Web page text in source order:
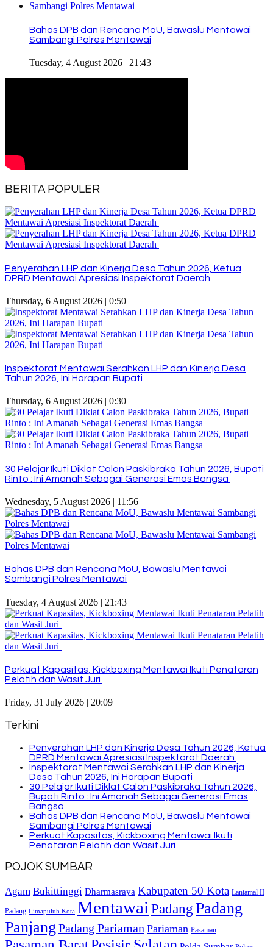
Bahas DPB dan Rencana MoU, Bawaslu Mentawai
Sambangi Polres Mentawai
Tuesday, 4 August 2026 | 21:43
BERITA POPULER
Penyerahan LHP dan Kinerja Desa Tahun 2026, Ketua
DPRD Mentawai Apresiasi Inspektorat Daerah
Thursday, 6 August 2026 | 0:50
Inspektorat Mentawai Serahkan LHP dan Kinerja Desa
Tahun 2026, Ini Harapan Bupati
Thursday, 6 August 2026 | 0:30
30 Pelajar Ikuti Diklat Calon Paskibraka Tahun 2026, Bupati
Rinto : Ini Amanah Sebagai Generasi Emas Bangsa
Wednesday, 5 August 2026 | 11:56
Bahas DPB dan Rencana MoU, Bawaslu Mentawai
Sambangi Polres Mentawai
Tuesday, 4 August 2026 | 21:43
Perkuat Kapasitas, Kickboxing Mentawai Ikuti Penataran
Pelatih dan Wasit Juri
Friday, 31 July 2026 | 20:09
Terkini
Penyerahan LHP dan Kinerja Desa Tahun 2026, Ketua
DPRD Mentawai Apresiasi Inspektorat Daerah
Inspektorat Mentawai Serahkan LHP dan Kinerja
Desa Tahun 2026, Ini Harapan Bupati
30 Pelajar Ikuti Diklat Calon Paskibraka Tahun 2026,
Bupati Rinto : Ini Amanah Sebagai Generasi Emas
Bangsa
Bahas DPB dan Rencana MoU, Bawaslu Mentawai
Sambangi Polres Mentawai
Perkuat Kapasitas, Kickboxing Mentawai Ikuti
Penataran Pelatih dan Wasit Juri
POJOK SUMBAR
Agam Bukittinggi Dharmasraya Kabupaten 50 Kota Lantamal II
Padang Limapuluh Kota Mentawai PadangPadang
Panjang Padang Pariaman Pariaman Pasaman